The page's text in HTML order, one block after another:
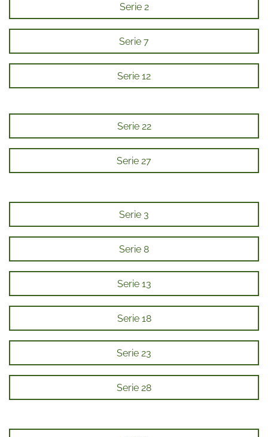
Serie 2
Serie 7
Serie 12
Serie 22
Serie 27
Serie 3
Serie 8
Serie 13
Serie 18
Serie 23
Serie 28